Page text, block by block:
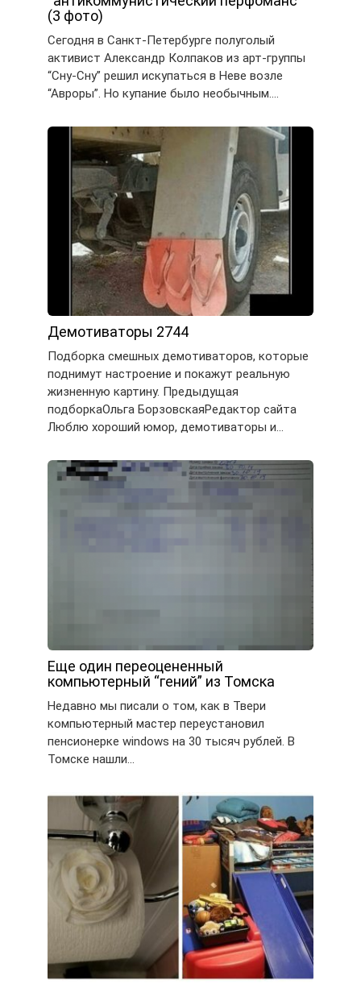
(3 фото)
Сегодня в Санкт-Петербурге полуголый
активист Александр Колпаков из арт-группы
“Сну-Сну” решил искупаться в Неве возле
“Авроры”. Но купание было необычным….
Демотиваторы 2744
Подборка смешных демотиваторов, которые
поднимут настроение и покажут реальную
жизненную картину. Предыдущая
подборкаОльга БорзовскаяРедактор сайта
Люблю хороший юмор, демотиваторы и…
Еще один переоцененный
компьютерный “гений” из Томска
Недавно мы писали о том, как в Твери
компьютерный мастер переустановил
пенсионерке windows на 30 тысяч рублей. В
Томске нашли…